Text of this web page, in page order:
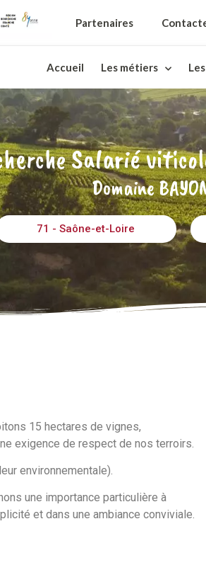
Partenaires
Accueil Les métiers
Salarié
Domaine
71 - Saône-et-Loire
15 hectares de vignes,
exigence de respect de nos terroirs.
environnementale).
une importance particulière à
et dans une ambiance conviviale.